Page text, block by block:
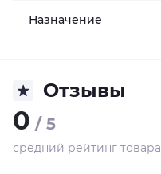
Назначение
Отзывы
0 / 5
средний рейтинг товара